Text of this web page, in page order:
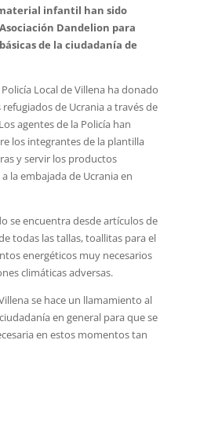
infantil han sido
Dandelion para
de la ciudadanía de
Local de Villena ha donado
de Ucrania a través de
agentes de la Policía han
los integrantes de la plantilla
y servir los productos
la embajada de Ucrania en
se encuentra desde artículos de
todas las tallas, toallitas para el
energéticos muy necesarios
climáticas adversas.
se hace un llamamiento al
en general para que se
en estos momentos tan